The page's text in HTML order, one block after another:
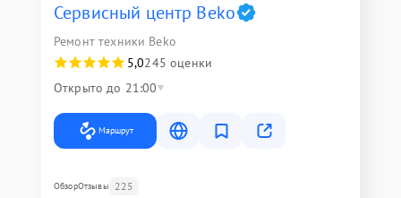
Сервисный центр Beko
Ремонт техники Beko
5,0245 оценки
Открыто до 21:00
Маршрут
ОбзорОтзывы 225